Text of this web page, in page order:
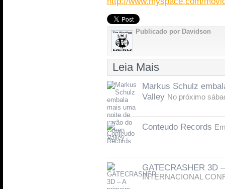
Publicado por Davidson
Leia Mais
Markus Schulz
Valley No próximo
Conteudo Records
GATECRASHER 3D
INTERNACIONAL